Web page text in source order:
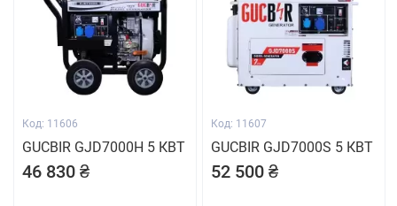
Код: 11606
GUCBIR GJD7000H 5 КВТ
46 830 ₴
Код: 11607
GUCBIR GJD7000S 5 КВТ
52 500 ₴